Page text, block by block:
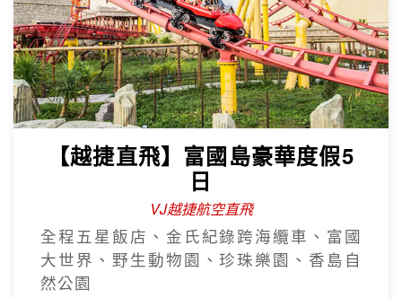
【越捷直飛】富國島豪華度假5
日
VJ越捷航空直飛
全程五星飯店、金氏紀錄跨海纜車、富國
大世界、野生動物園、珍珠樂園、香島自
然公園